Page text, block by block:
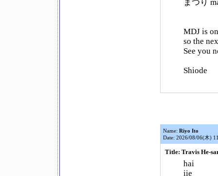
まつり
MDJ is
so the
See you
Shiode
Name: Riyo Ito
Date: 2026/08/06(木)
Title: Travis He-
hai
iie